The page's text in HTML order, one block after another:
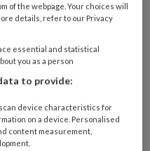
MANAGEMENT
of the webpage. Your choices will
details, refer to our Privacy
essential and statistical
you as a person
to provide:
device characteristics for
on a device. Personalised
content measurement,